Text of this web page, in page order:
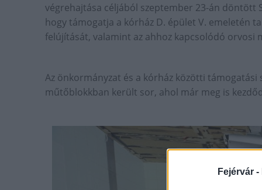
Fejérvár -
végrehajtása céljából szeptember 23-án döntött
hogy támogatja a kórház D. épület V. emeletén
felújítását, valamint az ahhoz kapcsolódó orvosi
Az önkormányzat és a kórház közötti
műtőblokkban került sor, ahol már meg is